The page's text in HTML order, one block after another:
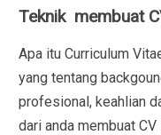
Teknik membuat
Apa itu Curriculum
yang tentang
profesional, keahlian
dari anda membuat